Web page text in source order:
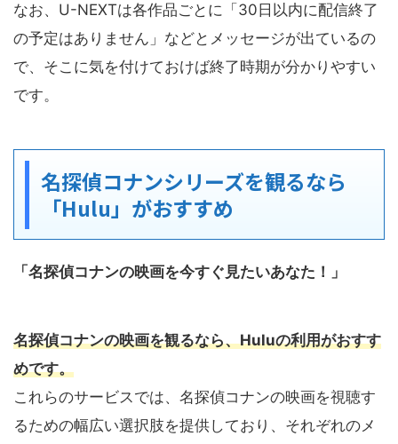
なお、U-NEXTは各作品ごとに「30日以内に配信終了
の予定はありません」などとメッセージが出ているの
で、そこに気を付けておけば終了時期が分かりやすい
です。
名探偵コナンシリーズを観るなら
「Hulu」がおすすめ
「名探偵コナンの映画を今すぐ見たいあなた！」
名探偵コナンの映画を観るなら、Huluの利用がおすす
めです。
これらのサービスでは、名探偵コナンの映画を視聴す
るための幅広い選択肢を提供しており、それぞれのメ